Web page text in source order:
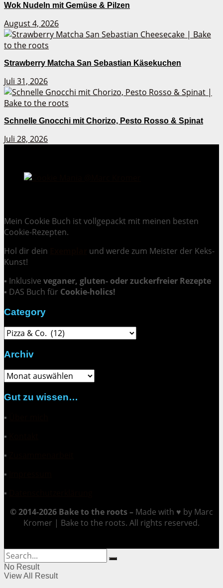
Wok Nudeln mit Gemüse & Pilzen
August 4, 2026
Strawberry Matcha San Sebastian Käsekuchen
Juli 31, 2026
Schnelle Gnocchi mit Chorizo, Pesto Rosso & Spinat
Juli 28, 2026
Mein Cookie Buch ist vollgepackt mit meinen besten
Cookie-Rezepten.
Hol dir dein
und werde zum Meister der Keks-
Kunst!
▪ Inklusive veganer, gluten- oder zuckerfreier Rezepte
▪ DAS Buch für Cookie-holics!
Category
Category
Archiv
Archiv
Gut zu wissen…
▪
▪
▪
▪
▪
© 2014-2026 Bake to the roots – Made with ♥ by Marc
Kromer | Bake to the roots. All rights reserved.
No Result
View All Result